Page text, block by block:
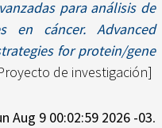
para análisis de
en cáncer. Advanced
for protein/gene
de investigación]
Aug 9 00:02:59 2026 -03.